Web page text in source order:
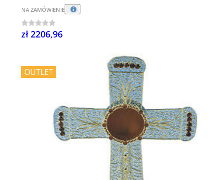
NA ZAMÓWIENIE
zł 2206,96
OUTLET